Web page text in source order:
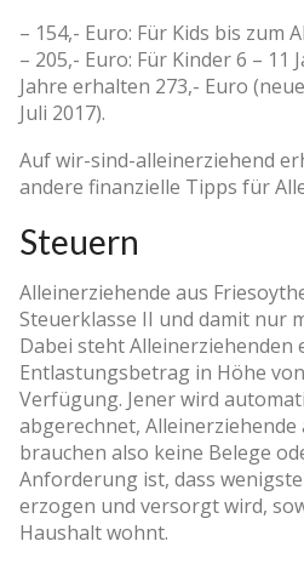
– 154,- Euro: Für Kids bis zum
– 205,- Euro: Für Kinder 6 – 11
Jahre erhalten 273,- Euro
Juli 2017).
Auf wir-sind-alleinerziehend
andere finanzielle Tipps für
Steuern
Alleinerziehende aus
Steuerklasse II und damit nur
Dabei steht Alleinerziehenden
Entlastungsbetrag in Höhe
Verfügung. Jener wird
abgerechnet, Alleinerziehende
brauchen also keine Belege
Anforderung ist, dass
erzogen und versorgt wird,
Haushalt wohnt.